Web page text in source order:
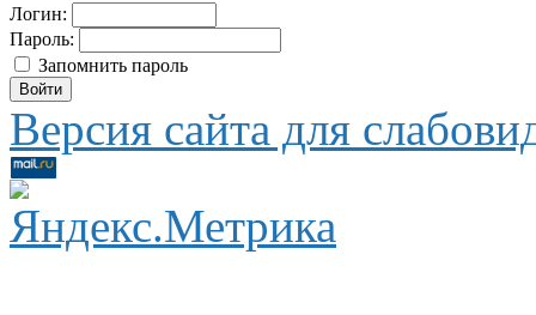
Логин:
Пароль:
Запомнить пароль
Версия сайта для